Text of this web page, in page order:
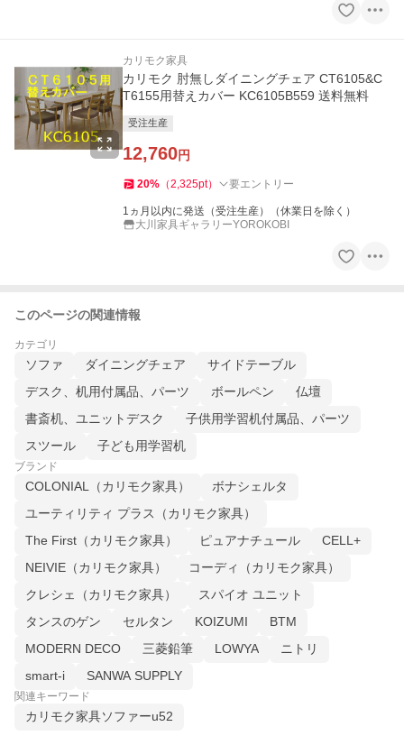
カリモク家具
カリモク 肘無しダイニングチェア CT6105&C
T6155用替えカバー KC6105B559 送料無料
受注生産
12,760円
20% （2,325pt） 要エントリー
1ヵ月以内に発送（受注生産）（休業日を除く）
大川家具ギャラリーYOROKOBI
このページの関連情報
カテゴリ
ソファ ダイニングチェア
サイドテーブル
デスク、机用付属品、パーツ
ボールペン
仏壇
書斎机、ユニットデスク
子供用学習机付属品、パーツ
スツール
子ども用学習机
ブランド
COLONIAL（カリモク家具）
ボナシェルタ
ユーティリティ プラス（カリモク家具）
The First（カリモク家具）
ピュアナチュール
CELL+
NEIVIE（カリモク家具）
コーディ（カリモク家具）
クレシェ（カリモク家具）
スパイオ ユニット
タンスのゲン
セルタン KOIZUMI
BTM
MODERN DECO
三菱鉛筆 LOWYA
ニトリ
smart-i
SANWA SUPPLY
関連キーワード
カリモク家具ソファーu52